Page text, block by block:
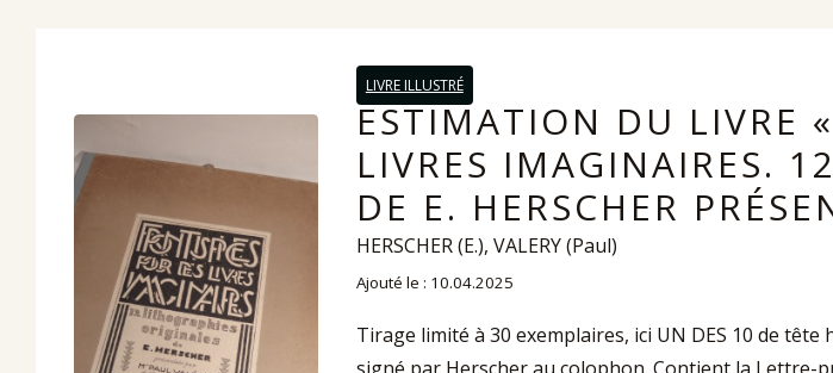
LIVRE ILLUSTRÉ
ESTIMATION DU LIVRE
LIVRES IMAGINAIRES.
DE E. HERSCHER
HERSCHER (E.), VALERY (Paul)
Ajouté le : 10.04.2025
Tirage limité à 30 exemplaires, ici UN DES 10 de